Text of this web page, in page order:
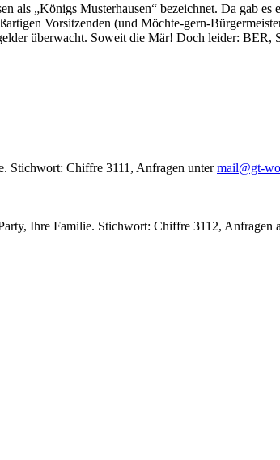
als „Königs Musterhausen“ bezeichnet. Da gab
Vorsitzenden (und Möchte-gern-
überwacht. Soweit die Mär! Doch leider:
Stichwort: Chiffre 3111, Anfragen untermail@gt-
Ihre Familie. Stichwort: Chiffre 3112, Anfragen